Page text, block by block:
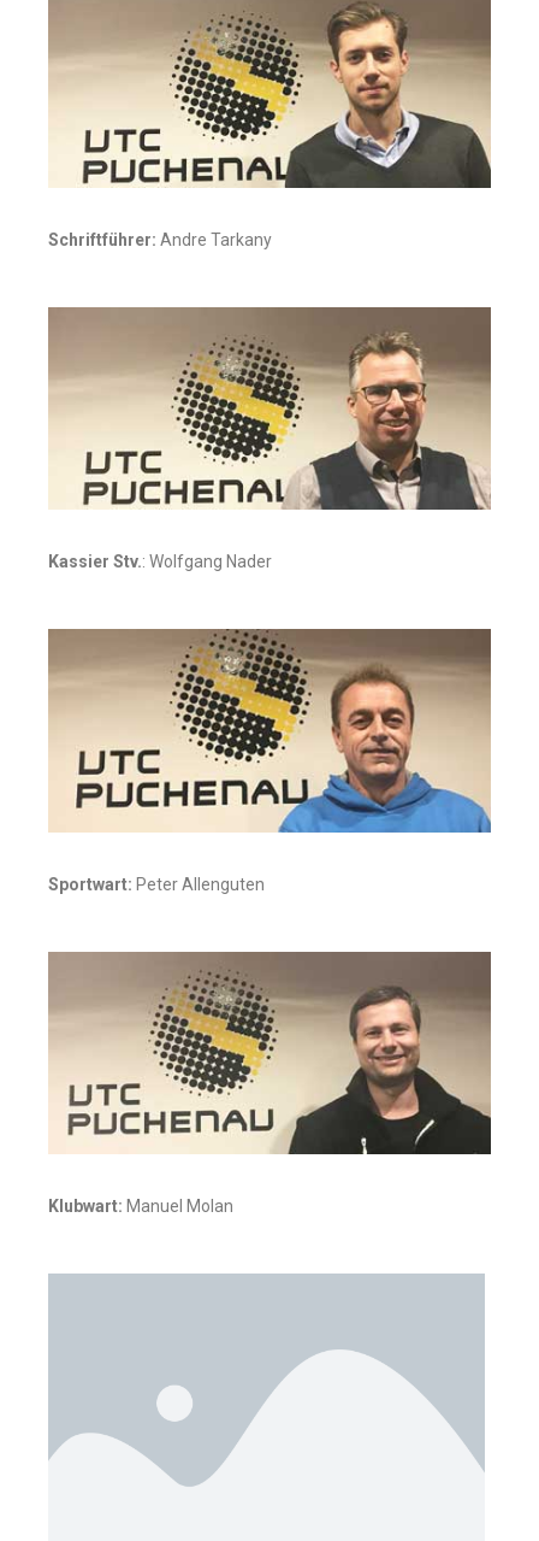
Schriftführer: Andre Tarkany
Kassier Stv.: Wolfgang Nader
Sportwart: Peter Allenguten
Klubwart: Manuel Molan